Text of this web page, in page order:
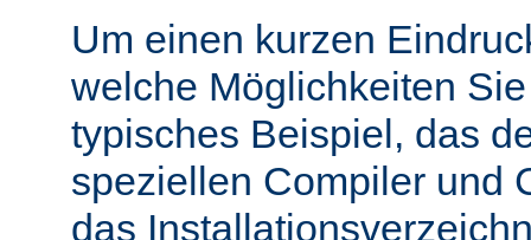
Um einen kurzen
welche Möglichkeiten
typisches Beispiel, das
speziellen Compiler und
das